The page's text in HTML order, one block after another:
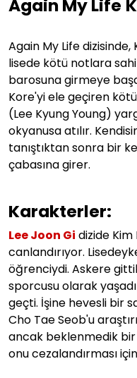
Again My Life
Again My Life dizisinde,
lisede kötü notlara
barosuna girmeye
Kore'yi ele geçiren
(Lee Kyung Young)
okyanusa atılır.
tanıştıktan sonra bir
çabasına girer.
Karakterler:
Lee Joon Gi dizide
canlandırıyor.
öğrenciydi. Askere
sporcusu olarak
geçti. İşine hevesli bir
Cho Tae Seob'u
ancak beklenmedik
onu cezalandırması